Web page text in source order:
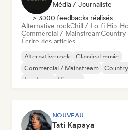
Média / Journaliste
> 3000 feedbacks réalisés
Alternative rockChill / Lo-fi Hip-
Commercial / MainstreamCountry
Écrire des articles
Alternative rock
Classical music
Commercial / Mainstream
Country
Hardcore
Hip-hop
NOUVEAU
Tati Kapaya